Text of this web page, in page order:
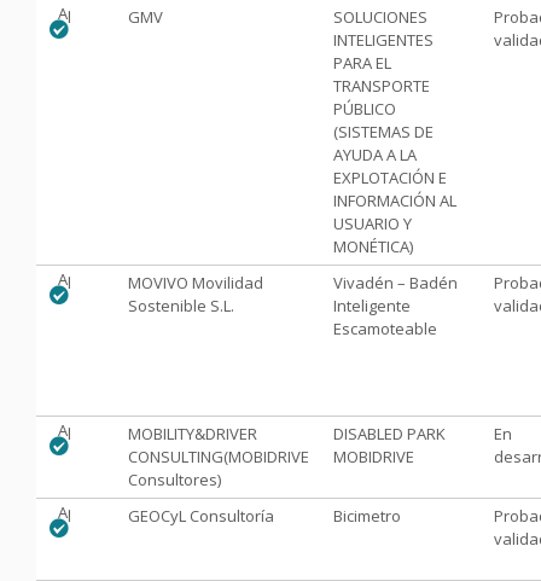
AprobadoGMV
SOLUCIONES
INTELIGENTES
PARA EL
TRANSPORTE
PÚBLICO
(SISTEMAS DE
AYUDA A LA
EXPLOTACIÓN E
INFORMACIÓN AL
USUARIO Y
MONÉTICA)
AprobadoMOVIVO Movilidad
Sostenible S.L.
Vivadén – Badén
Inteligente
Escamoteable
AprobadoMOBILITY&DRIVER
CONSULTING(MOBIDRIVE
Consultores)
DISABLED PARK
MOBIDRIVE
En
AprobadoGEOCyL Consultoría Bicimetro